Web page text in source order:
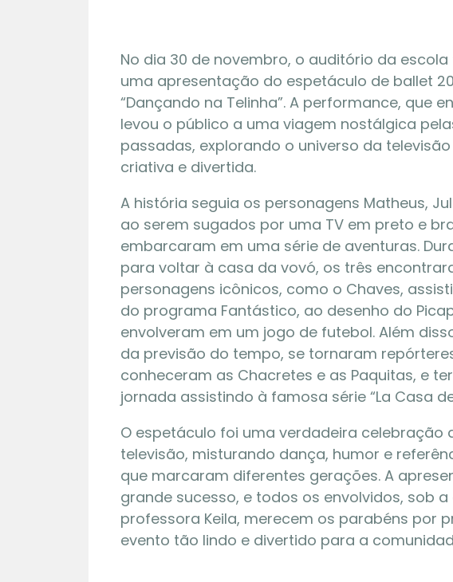
No dia 30 de novembro, o auditório da
uma apresentação do espetáculo de ballet
“Dançando na Telinha”. A performance, que
levou o público a uma viagem nostálgica
passadas, explorando o universo da
criativa e divertida.
A história seguia os personagens Matheus,
ao serem sugados por uma TV em preto e
embarcaram em uma série de aventuras.
para voltar à casa da vovó, os três
personagens icônicos, como o Chaves,
do programa Fantástico, ao desenho do
envolveram em um jogo de futebol. Além
da previsão do tempo, se tornaram
conheceram as Chacretes e as Paquitas, e
jornada assistindo à famosa série “La Casa
O espetáculo foi uma verdadeira celebração
televisão, misturando dança, humor e
que marcaram diferentes gerações. A
grande sucesso, e todos os envolvidos, sob
professora Keila, merecem os parabéns por
evento tão lindo e divertido para a
13 | 12 | 2025
Espetáculo de ballet
insetos!